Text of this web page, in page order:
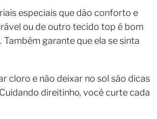
especiais que dão conforto e
ou de outro tecido top é bom
garante que ela se sinta
cloro e não deixar no sol são dicas
direitinho, você curte cada